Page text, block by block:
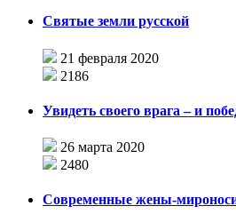
Святые земли русской
21 февраля 2020
2186
Увидеть своего врага – и
26 марта 2020
2480
Современные жены-